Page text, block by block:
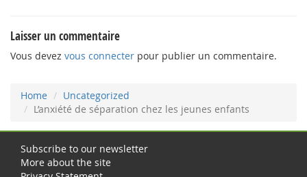
Laisser un commentaire
Vous devez vous connecter pour publier un commentaire.
Home
Uncategorized
L’anxiété de séparation chez les jeunes enfants
Subscribe to our newsletter
More about the site